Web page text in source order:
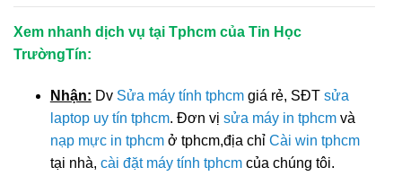
Xem nhanh dịch vụ tại Tphcm của Tin Học
TrườngTín:
Nhận: Dv Sửa máy tính tphcmgiá rẻ, SĐT sửa
laptop uy tín tphcm. Đơn vị sửa máy in tphcmvà
nạp mực in tphcmở tphcm,địa chỉ Cài win tphcm
tại nhà, cài đặt máy tính tphcmcủa chúng tôi.